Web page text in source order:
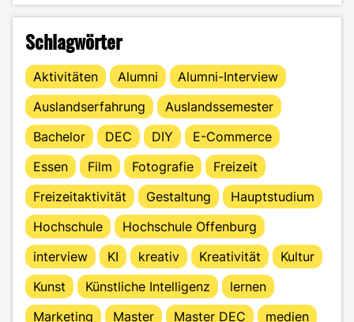
Schlagwörter
Aktivitäten Alumni
Alumni-Interview
Auslandserfahrung
Auslandssemester
Bachelor
DEC DIY
E-Commerce
Essen
Film Fotografie
Freizeit
Freizeitaktivität
Gestaltung
Hauptstudium
Hochschule
Hochschule Offenburg
interview
KI kreativ Kreativität
Kultur
Kunst
Künstliche Intelligenz
lernen
Marketing
Master Master DEC
medien